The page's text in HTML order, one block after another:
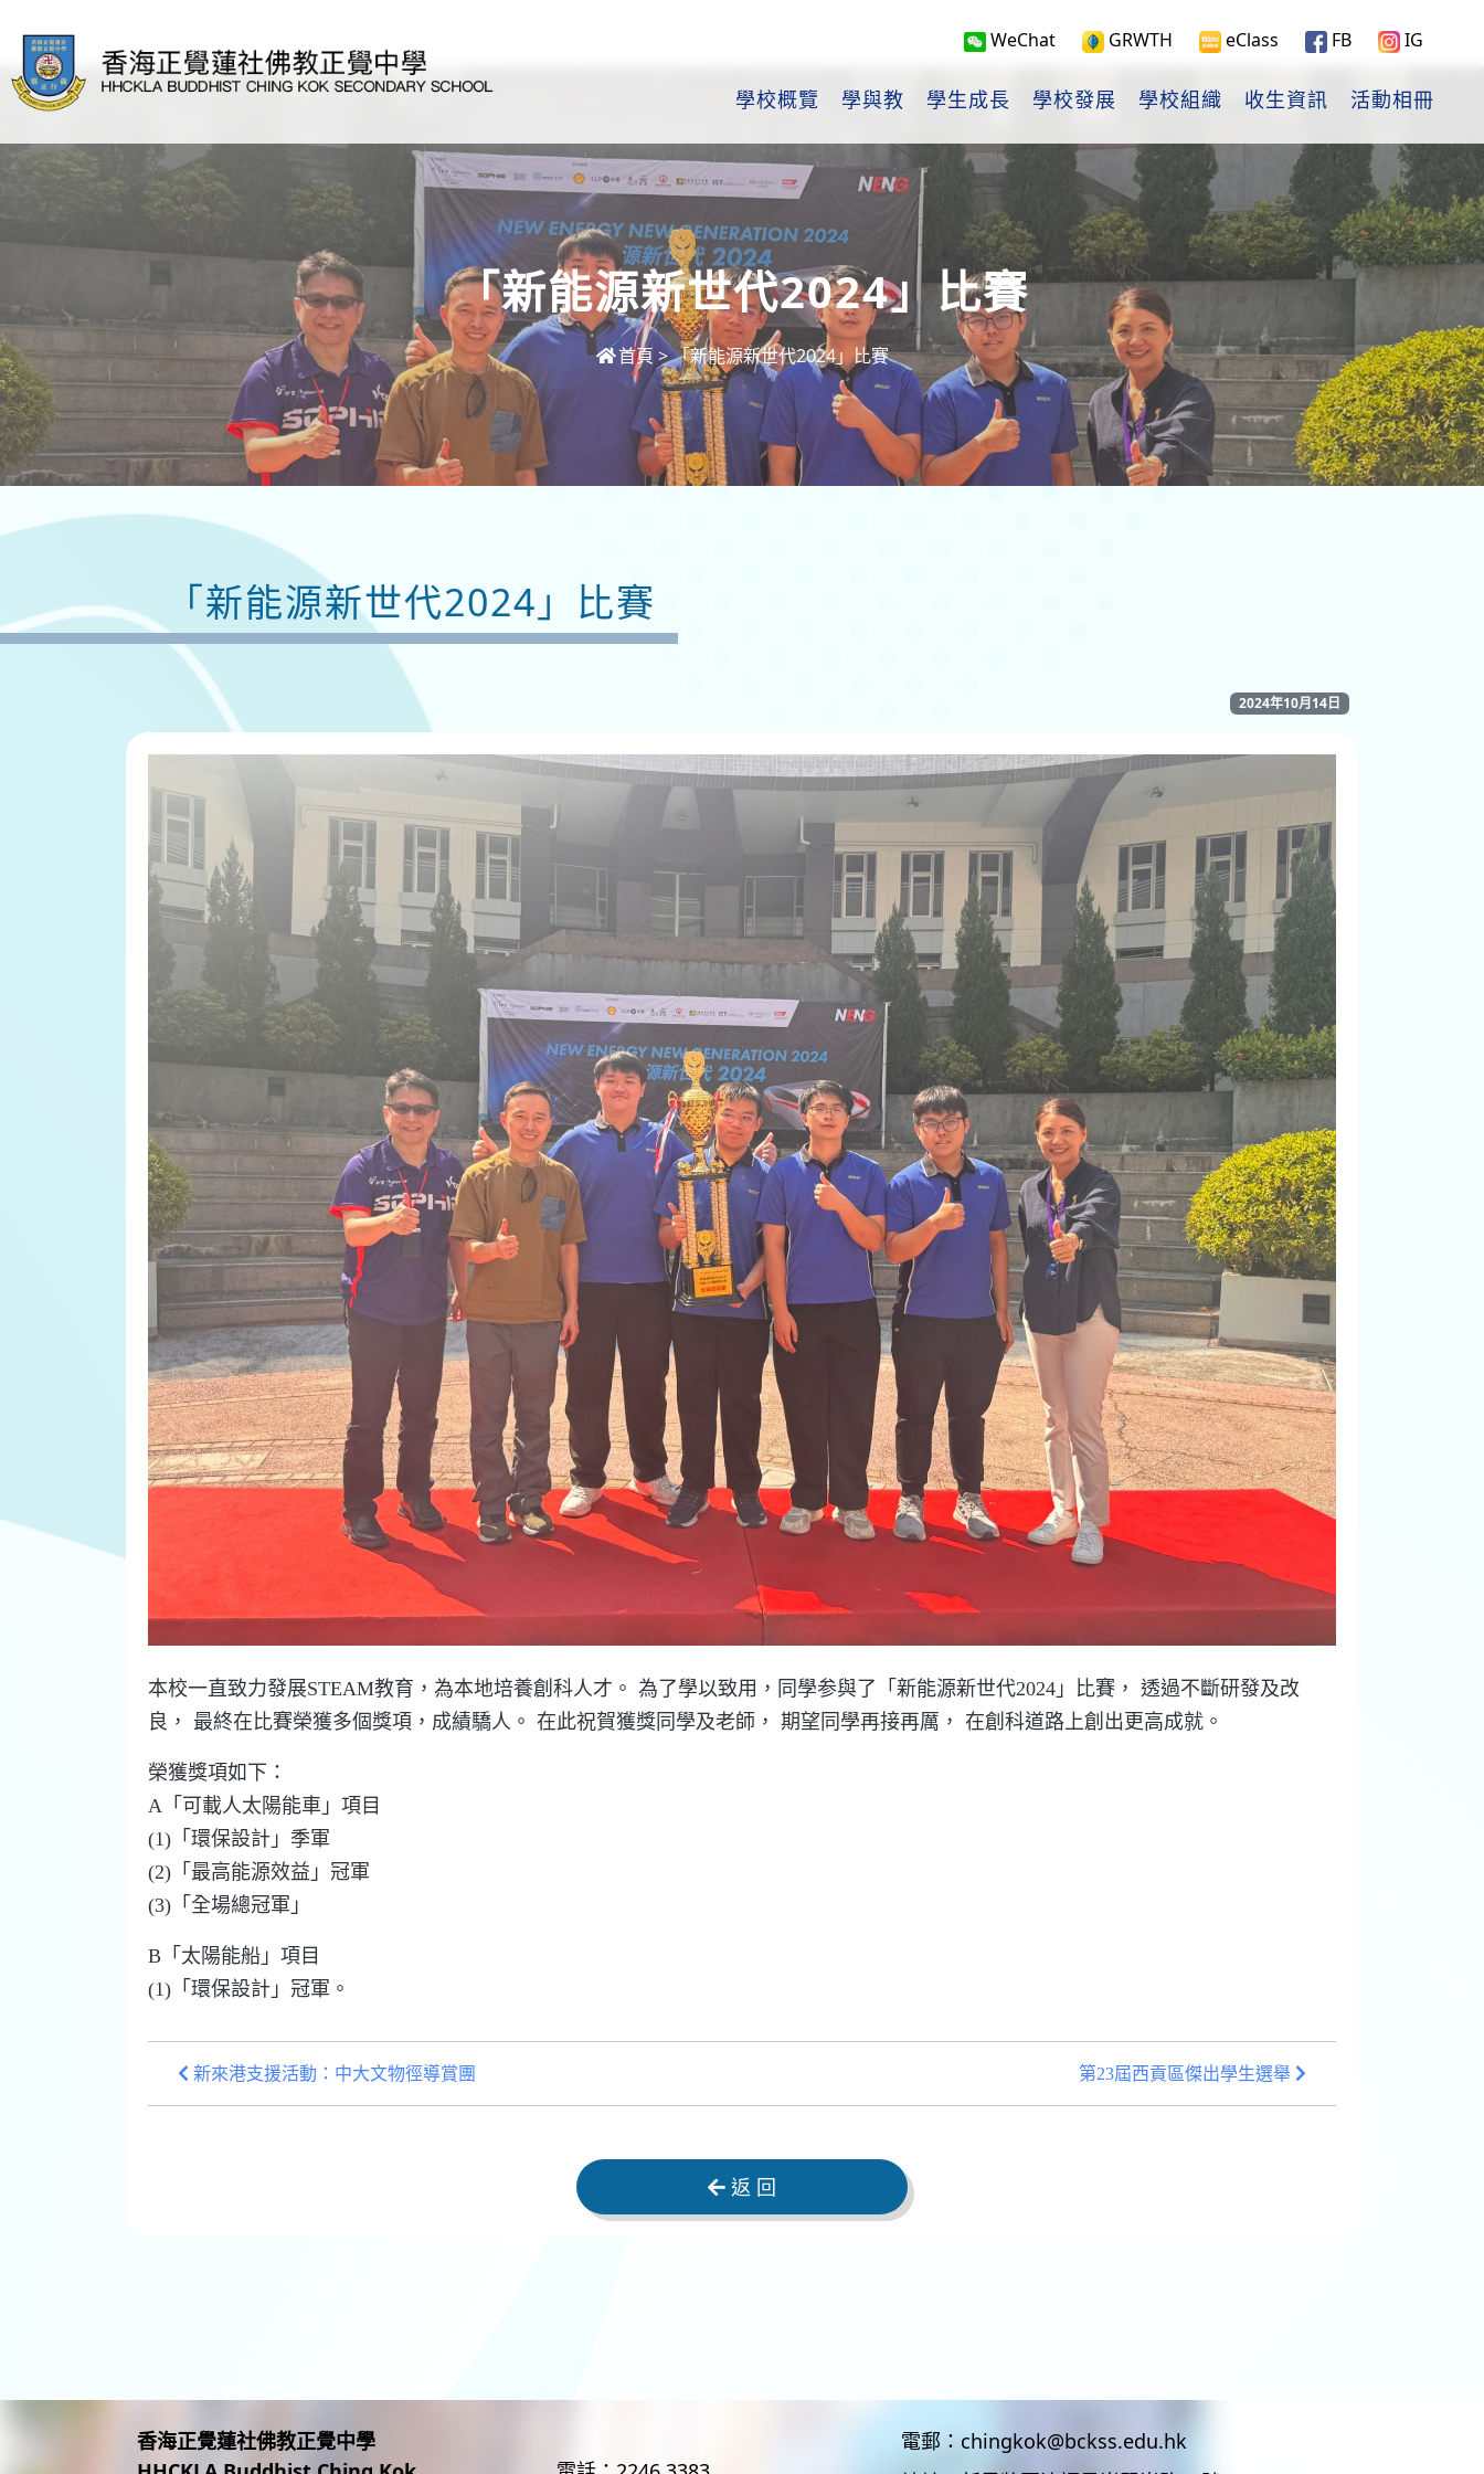
WeChat GRWTH eClass FB IG
學校概覽 學與教 學生成長 學校發展 學校組織 收生資訊 活動相冊
「新能源新世代2024」比賽
首頁 >「新能源新世代2024」比賽
「新能源新世代2024」比賽
2024年10月14日
本校一直致力發展STEAM教育，為本地培養創科人才。 為了學以致用，同學参與了「新能源新世代2024」比賽， 透過不斷研發及改
良， 最終在比賽榮獲多個獎項，成績驕人。 在此祝賀獲獎同學及老師， 期望同學再接再厲， 在創科道路上創出更高成就。
榮獲獎項如下：
A「可載人太陽能車」項目
(1)「環保設計」季軍
(2)「最高能源效益」冠軍
(3)「全場總冠軍」
B「太陽能船」項目
(1)「環保設計」冠軍。
新來港支援活動：中大文物徑導賞團 第23屆西貢區傑出學生選舉
返 回
香海正覺蓮社佛教正覺中學
電郵： chingkok@bckss.edu.hk